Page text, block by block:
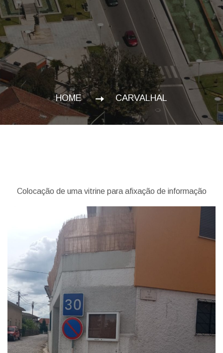
HOME CARVALHAL
Colocação de uma vitrine para afixação de informação